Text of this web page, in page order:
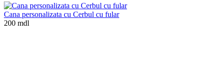
Cana personalizata cu Cerbul cu fular
200 mdl